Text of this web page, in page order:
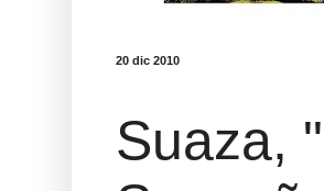
20 dic 2010
Suaza,